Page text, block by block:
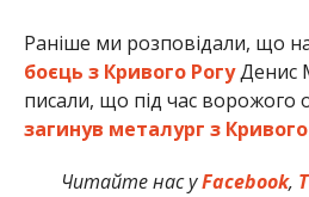
Раніше ми розповідали, що на
боєць з Кривого РогуДенис
писали, що під час ворожого
загинув металург з
Читайте нас уFacebook,